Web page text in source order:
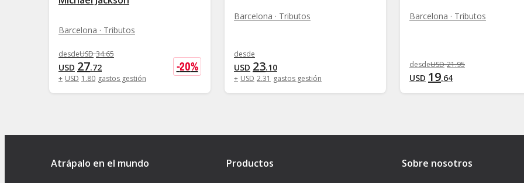
Barcelona · Tributos
desdeUSD 34.65
USD 27.72
+ USD 1 .80 gastos gestión
-20%
Barcelona · Tributos
desde
USD 23.10
+ USD 2.31 gastos gestión
Barcelona · Tributos
desdeUSD 21.95
USD 19.64
Atrápalo en el mundo Productos Sobre nosotros